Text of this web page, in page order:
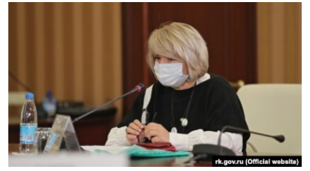
КРЫМ.НЕПОКОРЕННЫЙ
ELIFBE
УКРАИНСКАЯ ПРОБЛЕМА КРЫМА
ПРИСОЕДИНЯЙТЕСЬ!